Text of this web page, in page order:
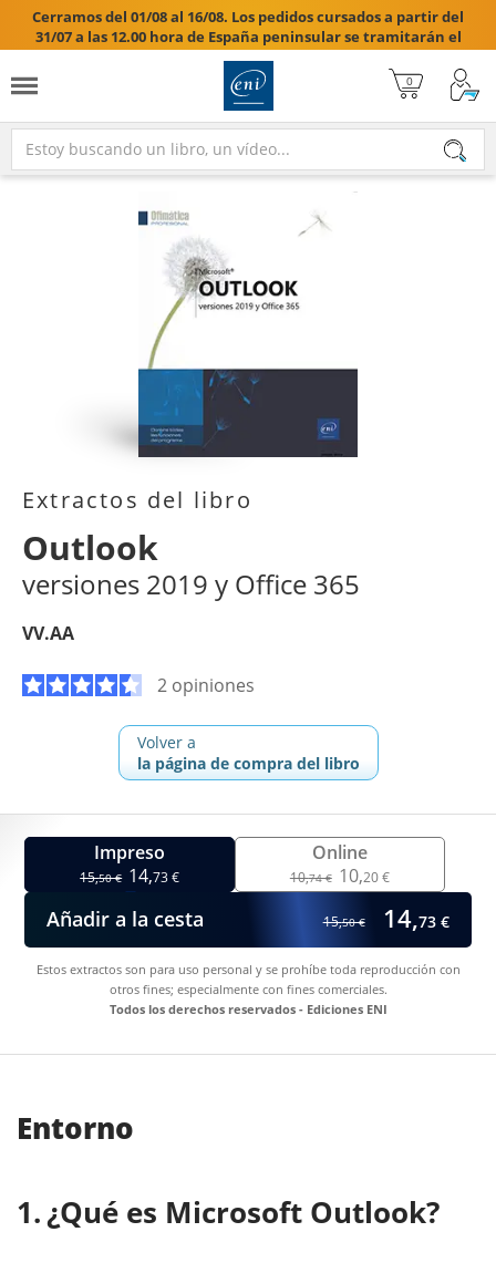
Cerramos del 01/08 al 16/08. Los pedidos cursados a partir del
31/07 a las 12.00 hora de España peninsular se tramitarán el
17/08/2026.

Extractos del libro
Outlook
versiones 2019 y Office 365
VV.AA
2 opiniones
Volver a
la página de compra del libro
Impreso
15,50 € 14,73 €
Online
10,74 € 10,20 €
Añadir a la cesta 15,50 € 14,73 €
Estos extractos son para uso personal y se prohíbe toda reproducción con
otros fines; especialmente con fines comerciales.
Todos los derechos reservados - Ediciones ENI
Entorno
¿Qué es Microsoft Outlook?